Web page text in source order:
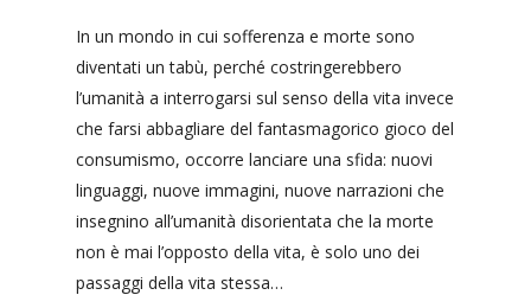
In un mondo in cui sofferenza e morte sono
diventati un tabù, perché costringerebbero
l’umanità a interrogarsi sul senso della vita invece
che farsi abbagliare del fantasmagorico gioco del
consumismo, occorre lanciare una sfida: nuovi
linguaggi, nuove immagini, nuove narrazioni che
insegnino all’umanità disorientata che la morte
non è mai l’opposto della vita, è solo uno dei
passaggi della vita stessa…